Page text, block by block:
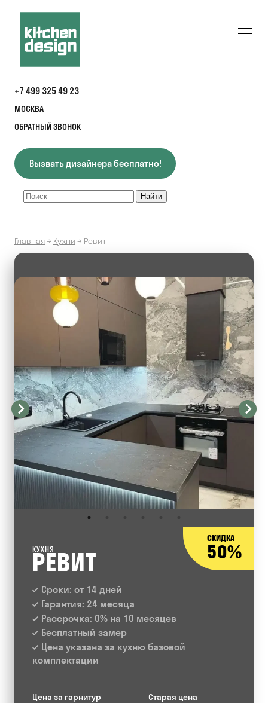
+7 499 325 49 23
МОСКВА
ОБРАТНЫЙ ЗВОНОК
Вызвать дизайнера бесплатно!
Главная→ Кухни → Ревит
СКИДКА
50%
КУХНЯ
РЕВИТ
Сроки: от 14 дней
Гарантия: 24 месяца
Рассрочка: 0% на 10 месяцев
Бесплатный замер
Цена указана за кухню базовой
комплектации
Цена за гарнитур Старая цена